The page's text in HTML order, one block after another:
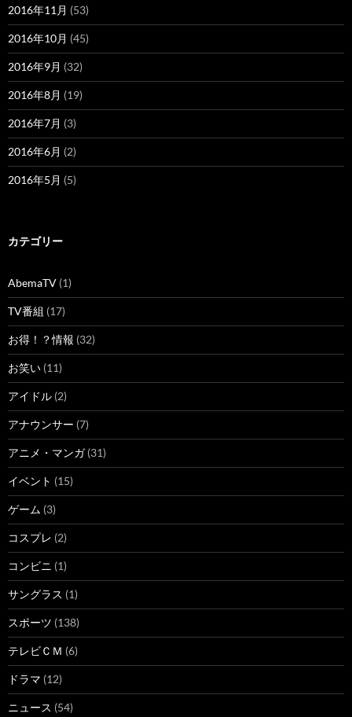
2016年11月 (53)
2016年10月 (45)
2016年9月 (32)
2016年8月 (19)
2016年7月 (3)
2016年6月 (2)
2016年5月 (5)
カテゴリー
AbemaTV (1)
TV番組 (17)
お得！？情報 (32)
お笑い (11)
アイドル (2)
アナウンサー (7)
アニメ・マンガ(31)
イベント (15)
ゲーム (3)
コスプレ (2)
コンビニ (1)
サングラス (1)
スポーツ (138)
テレビＣＭ (6)
ドラマ (12)
ニュース (54)